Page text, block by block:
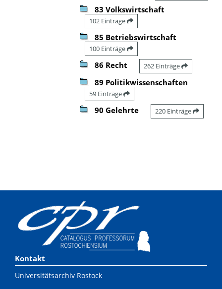
83 Volkswirtschaft
102 Einträge
85 Betriebswirtschaft
100 Einträge
86 Recht 262 Einträge
89 Politikwissenschaften
59 Einträge
90 Gelehrte 220 Einträge
Kontakt
Universitätsarchiv Rostock